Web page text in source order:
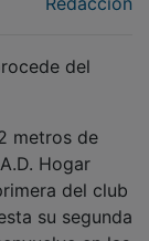
Hogar
del club
su segunda
en las